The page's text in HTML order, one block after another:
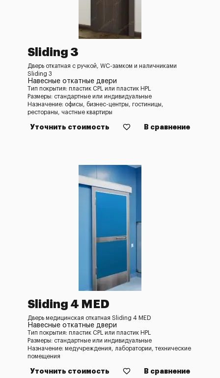
Sliding 3
Дверь откатная с ручкой, WC-замком и наличниками
Sliding 3
Навесные откатные двери
Тип покрытия: пластик CPL или пластик HPL
Размеры: стандартные или индивидуальные
Назначение: офисы, бизнес-центры, гостиницы,
рестораны, частные квартиры
Уточнить стоимость В сравнение
Sliding 4 MED
Дверь медицинская откатная Sliding 4 MED
Навесные откатные двери
Тип покрытия: пластик CPL или пластик HPL
Размеры: стандартные или индивидуальные
Назначение: медучреждения, лаборатории, технические
помещения
Уточнить стоимость В сравнение